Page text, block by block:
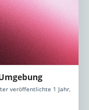
veröffentlichte 1 Jahr,